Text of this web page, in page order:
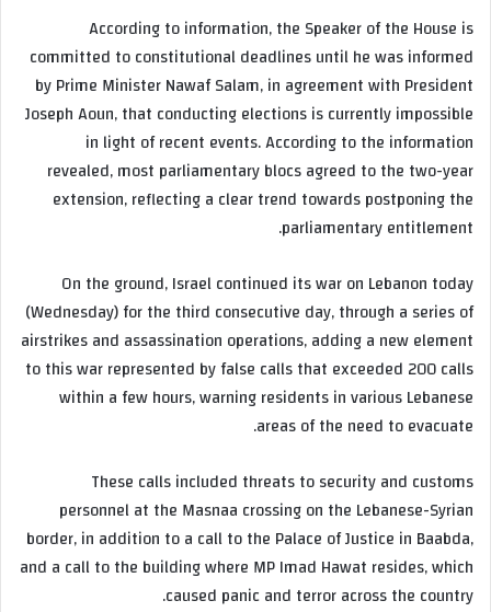
According to information, the Speaker of the House is
committed to constitutional deadlines until he was informed
by Prime Minister Nawaf Salam, in agreement with President
Joseph Aoun, that conducting elections is currently impossible
in light of recent events. According to the information
revealed, most parliamentary blocs agreed to the two-year
extension, reflecting a clear trend towards postponing the
parliamentary entitlement.
On the ground, Israel continued its war on Lebanon today
(Wednesday) for the third consecutive day, through a series of
airstrikes and assassination operations, adding a new element
to this war represented by false calls that exceeded 200 calls
within a few hours, warning residents in various Lebanese
areas of the need to evacuate.
These calls included threats to security and customs
personnel at the Masnaa crossing on the Lebanese-Syrian
border, in addition to a call to the Palace of Justice in Baabda,
and a call to the building where MP Imad Hawat resides, which
caused panic and terror across the country.